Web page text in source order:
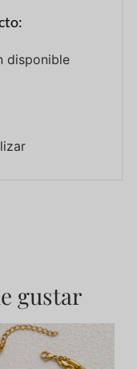
disponible
gustar